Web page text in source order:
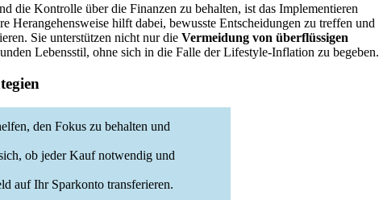
die Kontrolle über die Finanzen zu behalten, ist das Implementieren
Herangehensweise hilft dabei, bewusste Entscheidungen zu treffen und
Sie unterstützen nicht nur die Vermeidung von überflüssigen
Lebensstil, ohne sich in die Falle der Lifestyle-Inflation zu begeben.
den Fokus zu behalten und
ob jeder Kauf notwendig und
auf Ihr Sparkonto transferieren.